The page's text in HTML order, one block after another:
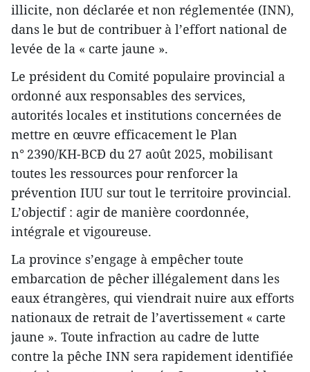
illicite, non déclarée et non réglementée (INN),
dans le but de contribuer à l’effort national de
levée de la « carte jaune ».
Le président du Comité populaire provincial a
ordonné aux responsables des services,
autorités locales et institutions concernées de
mettre en œuvre efficacement le Plan
n° 2390/KH‑BCĐ du 27 août 2025, mobilisant
toutes les ressources pour renforcer la
prévention IUU sur tout le territoire provincial.
L’objectif : agir de manière coordonnée,
intégrale et vigoureuse.
La province s’engage à empêcher toute
embarcation de pêcher illégalement dans les
eaux étrangères, qui viendrait nuire aux efforts
nationaux de retrait de l’avertissement « carte
jaune ». Toute infraction au cadre de lutte
contre la pêche INN sera rapidement identifiée